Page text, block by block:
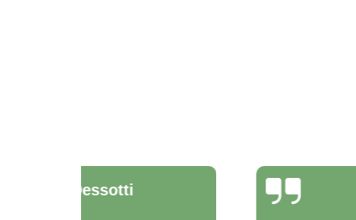
Régina Dos Santos
Farias (Ré)